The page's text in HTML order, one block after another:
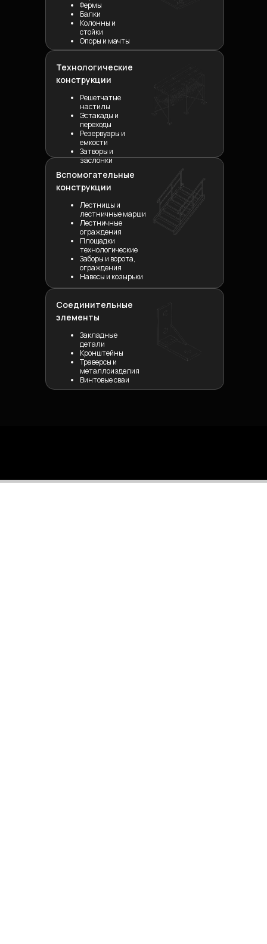
Фермы
Балки
Колонны и
стойки
Опоры и мачты
Технологические
конструкции
Решетчатые
настилы
Эстакады и
переходы
Резервуары и
емкости
Затворы и
заслонки
Вспомогательные
конструкции
Лестницы и
лестничные марши
Лестничные
ограждения
Площадки
технологические
Заборы и ворота,
ограждения
Навесы и козырьки
Соединительные
элементы
Закладные
детали
Кронштейны
Траверсы и
металлоизделия
Винтовые сваи